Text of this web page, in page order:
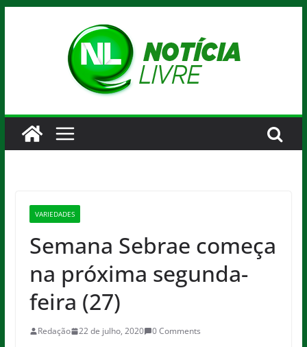
VARIEDADES
Semana Sebrae começa
na próxima segunda-
feira (27)
Redação 22 de julho, 2020 0 Comments